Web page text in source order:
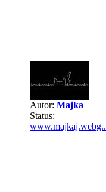
Autor: Majka
Status:
www.majkaj.webg..